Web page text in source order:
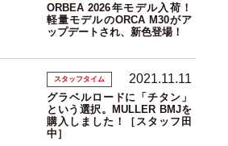
ORBEA 2026年モデル入荷！
軽量モデルのORCA M30がア
ップデートされ、新色登場！
スタッフタイム 2021.11.11
グラベルロードに「チタン」
という選択。MULLER BMJを
購入しました！［スタッフ田
中］